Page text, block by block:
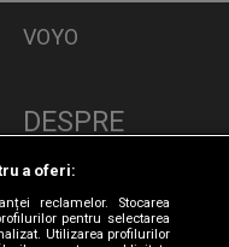
VOYO
DESPRE
Politica de Confidențialitate
CNA
a oferi:
reclamelor. Stocarea
pentru selectarea
Utilizarea profilurilor